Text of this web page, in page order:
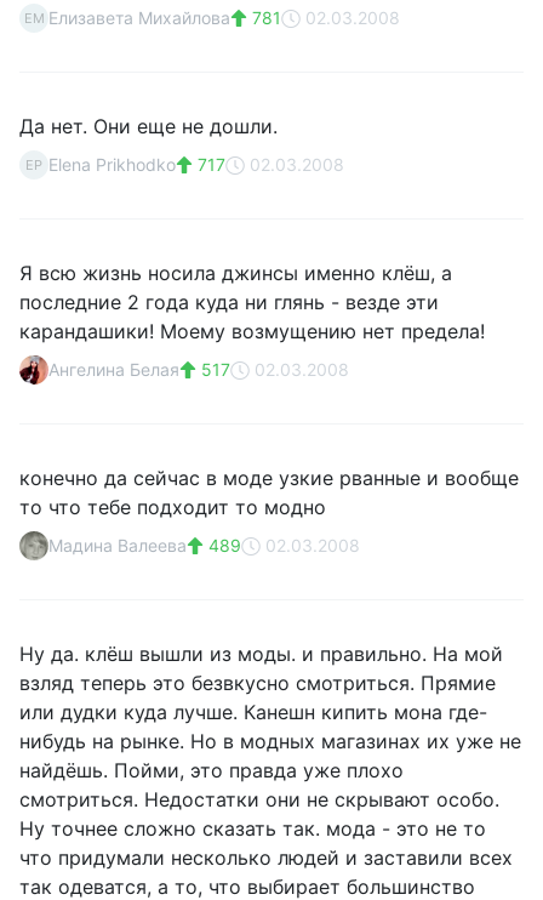
ЕМ Елизавета Михайлова 781 02.03.2008
Да нет. Они еще не дошли.
EP Elena Prikhodko 717 02.03.2008
Я всю жизнь носила джинсы именно клёш, а
последние 2 года куда ни глянь - везде эти
карандашики! Моему возмущению нет предела!
Ангелина Белая 517 02.03.2008
конечно да сейчас в моде узкие рванные и вообще
то что тебе подходит то модно
Мадина Валеева 489 02.03.2008
Ну да. клёш вышли из моды. и правильно. На мой
взляд теперь это безвкусно смотриться. Прямие
или дудки куда лучше. Канешн кипить мона где-
нибудь на рынке. Но в модных магазинах их уже не
найдёшь. Пойми, это правда уже плохо
смотриться. Недостатки они не скрывают особо.
Ну точнее сложно сказать так. мода - это не то
что придумали несколько людей и заставили всех
так одеватся, а то, что выбирает большинство